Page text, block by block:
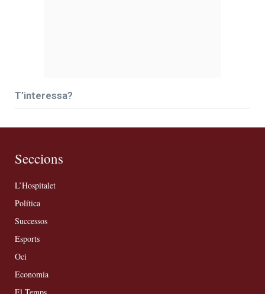
T’interessa?
Seccions
L’Hospitalet
Política
Successos
Esports
Oci
Economia
El Temps